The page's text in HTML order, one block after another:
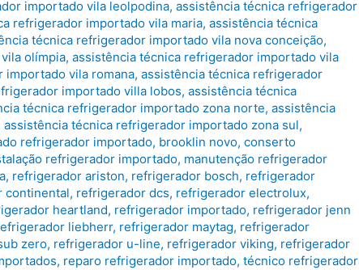
importado vila leolpodina, assistência técnica refrigerador
refrigerador importado vila maria, assistência técnica
técnica refrigerador importado vila nova conceição,
olímpia, assistência técnica refrigerador importado vila
importado vila romana, assistência técnica refrigerador
importado villa lobos, assistência técnica
técnica refrigerador importado zona norte, assistência
assistência técnica refrigerador importado zona sul,
refrigerador importado, brooklin novo, conserto
refrigerador importado, manutenção refrigerador
, refrigerador ariston, refrigerador bosch, refrigerador
continental, refrigerador dcs, refrigerador electrolux,
heartland, refrigerador importado, refrigerador jenn
liebherr, refrigerador maytag, refrigerador
zero, refrigerador u-line, refrigerador viking, refrigerador
, reparo refrigerador importado, técnico refrigerador